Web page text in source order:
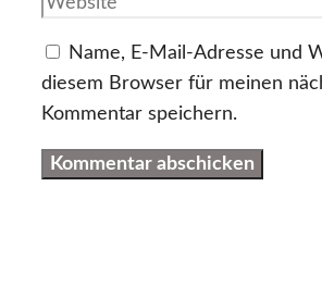
Name, E-Mail-Adresse und
diesem Browser für meinen
Kommentar speichern.